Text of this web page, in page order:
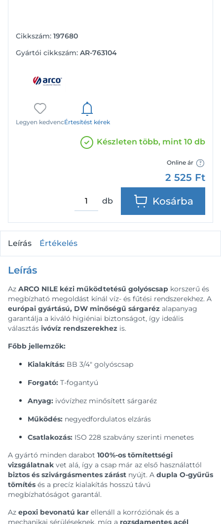
Cikkszám: 197680
Gyártói cikkszám: AR-763104
Legyen kedvencÉrtesítést kérek
Készleten több, mint 10 db
Online ár
2 525 Ft
db Kosárba
Leírás Értékelés
Leírás
Az ARCO NILE kézi működtetésű golyóscsap korszerű és
megbízható megoldást kínál víz- és fűtési rendszerekhez. A
európai gyártású, DW minőségű sárgaréz alapanyag
garantálja a kiváló higiéniai biztonságot, így ideális
választás ivóvíz rendszerekhez is.
Főbb jellemzők:
Kialakítás: BB 3/4″ golyóscsap
Forgató: T-fogantyú
Anyag: ivóvízhez minősített sárgaréz
Működés: negyedfordulatos elzárás
Csatlakozás: ISO 228 szabvány szerinti menetes
A gyártó minden darabot 100%-os tömítettségi
vizsgálatnak vet alá, így a csap már az első használattól
biztos és szivárgásmentes zárást nyújt. A dupla O-gyűrűs
tömítés és a precíz kialakítás hosszú távú
megbízhatóságot garantál.
Az epoxi bevonatú kar ellenáll a korróziónak és a
mechanikai sérüléseknek, míg a rozsdamentes acél